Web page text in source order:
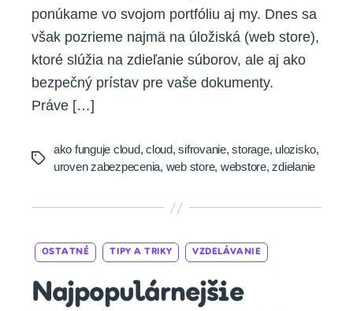
ponúkame vo svojom portfóliu aj my. Dnes sa
však pozrieme najmä na úložiská (web store),
ktoré slúžia na zdieľanie súborov, ale aj ako
bezpečný prístav pre vaše dokumenty.
Práve […]
Tags
ako funguje cloud,cloud,sifrovanie,storage, ulozisko,
uroven zabezpecenia, web store, webstore,zdielanie
Categories
OSTATNÉ TIPY A TRIKY VZDELÁVANIE
Najpopulárnejšie